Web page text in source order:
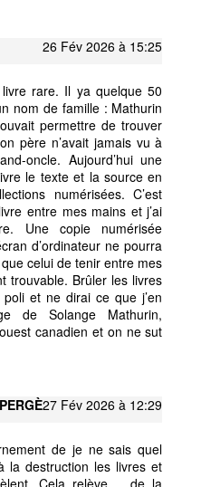
26 Fév 2026 à 15:25
rare. Il ya quelque 50
nom de famille : Mathurin
permettre de trouver
père n’avait jamais vu à
oncle. Aujourd’hui une
le texte et la source en
numérisées. C’est
entre mes mains et j’ai
Une copie numérisée
d’ordinateur ne pourra
celui de tenir entre mes
trouvable. Brûler les livres
et ne dirai ce que j’en
de Solange Mathurin,
canadien et on ne sut
27 Fév 2026 à 12:29
de je ne sais quel
la destruction les livres et
Cela relève, , de la